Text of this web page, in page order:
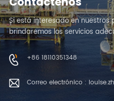
Si está interesado en nuestros
brindaremos los servicios
+86 18110351348
Correo electrónico :